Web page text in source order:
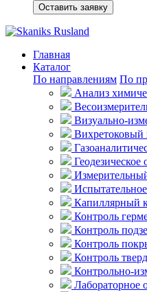
Оставить заявку
Главная
Каталог
По направлениям По
Анализ
Визуально-
Вихретоковый
Геодезическое
Капиллярный
Контроль
Контроль
Контроль
Контроль
Контрольно-
Лабораторное